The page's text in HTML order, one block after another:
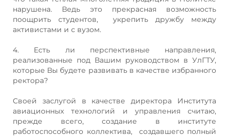
нарушена. Ведь это прекрасная возможность
поощрить студентов, укрепить дружбу между
активистами и с вузом.
4. Есть ли перспективные направления,
реализованные под Вашим руководством в УлГТУ,
которые Вы будете развивать в качестве избранного
ректора?
Своей заслугой в качестве директора Института
авиационных технологий и управления считаю,
прежде всего, создание в институте
работоспособного коллектива, создавшего полный